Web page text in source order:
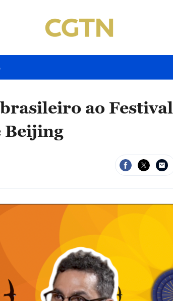
ao Festival
Beijing